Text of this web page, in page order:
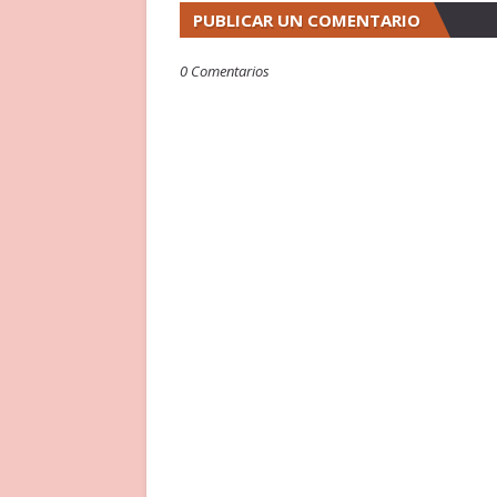
PUBLICAR UN COMENTARIO
0 Comentarios